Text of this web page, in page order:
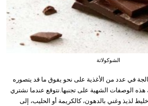
الشوكولاتة
في عدد من الأغذية على نحو يفوق ما قد يتصوره
الوصفات الشهية على تجنبها.نتوقع عندما نشتري
لذيذ وغني بالدهون، كالكريمة أو الحليب، إلى